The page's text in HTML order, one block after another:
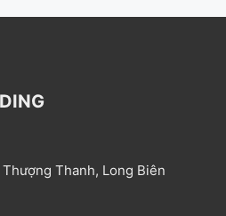
Thanh, Long Biên